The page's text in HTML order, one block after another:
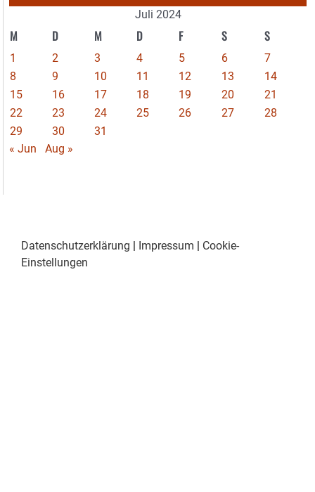
Juli 2024
M D M D F S S
1 2 3 4 5 6
7
8
9 10 11 12 13
14
15
16 17 18 19 20
21
22
23 24 25 26 27
28
29
30
31
« Jun
Aug »
Datenschutzerklärung Impressum
Cookie-
Einstellungen